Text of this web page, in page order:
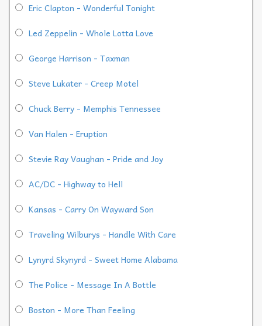
Eric Clapton - Wonderful Tonight
Led Zeppelin - Whole Lotta Love
George Harrison - Taxman
Steve Lukater - Creep Motel
Chuck Berry - Memphis Tennessee
Van Halen - Eruption
Stevie Ray Vaughan - Pride and Joy
AC/DC - Highway to Hell
Kansas - Carry On Wayward Son
Traveling Wilburys - Handle With Care
Lynyrd Skynyrd - Sweet Home Alabama
The Police - Message In A Bottle
Boston - More Than Feeling